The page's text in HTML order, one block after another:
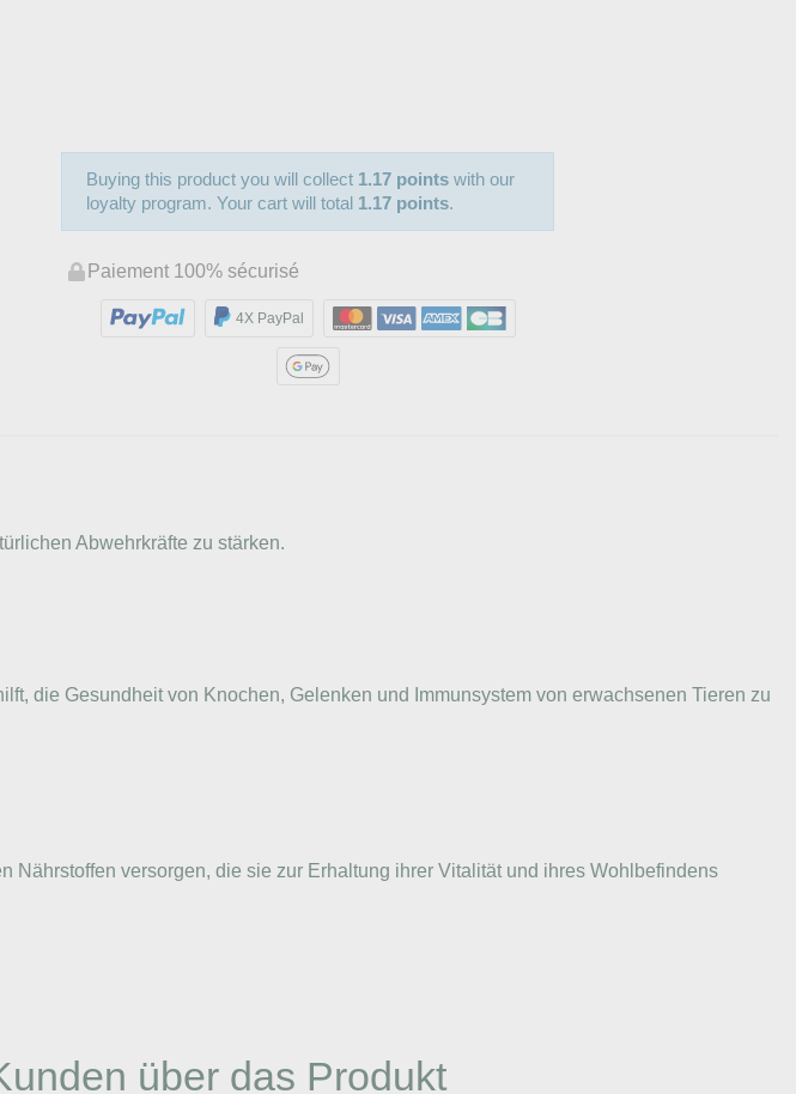
Buying this product you will collect 1.17 points with our
loyalty program. Your cart will total 1.17 points.
Paiement 100% sécurisé
4X PayPal
Abwehrkräfte zu stärken.
die Gesundheit von Knochen, Gelenken und Immunsystem von erwachsenen Tieren zu
Nährstoffen versorgen, die sie zur Erhaltung ihrer Vitalität und ihres Wohlbefindens
über das Produkt